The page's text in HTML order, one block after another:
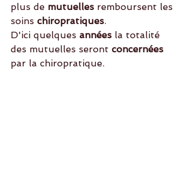
plus de mutuelles remboursent les
soins chiropratiques.
D'ici quelques années la totalité
des mutuelles seront concernées
par la chiropratique.